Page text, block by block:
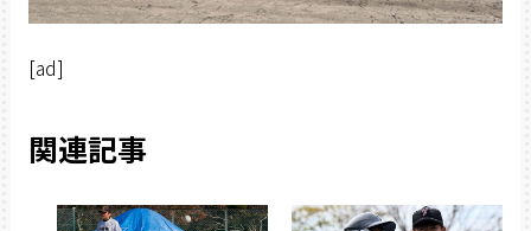
[ad]
関連記事